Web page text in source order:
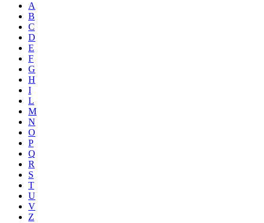
A
B
C
D
E
F
G
H
I
L
M
N
O
P
Q
R
S
T
U
V
Z